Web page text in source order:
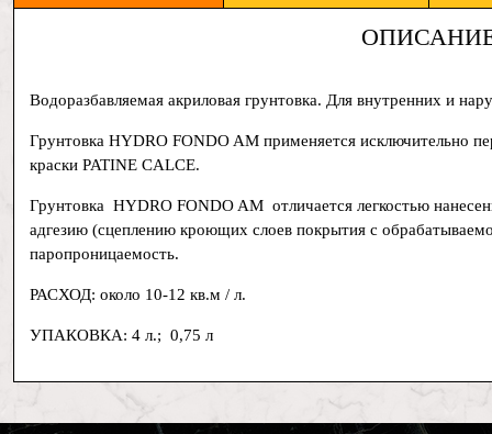
Водоразбавляемая акриловая грунтовка. Для внутренних и
Грунтовка HYDRO FONDO AM применяется исключительно
краски PATINE CALCE.
Грунтовка HYDRO FONDO AM отличается легкостью
адгезию (сцеплению кроющих слоев покрытия с
паропроницаемость.
РАСХОД: около 10-12 кв.м / л.
УПАКОВКА: 4 л.; 0,75 л